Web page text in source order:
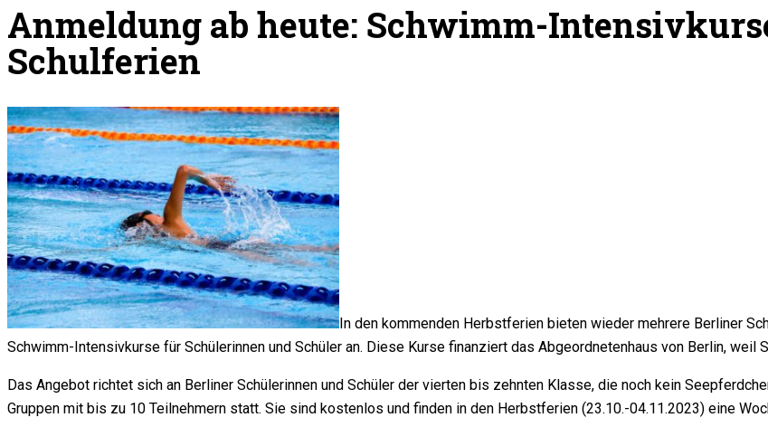
Anmeldung ab heute: Schwimm-
Schulferien
In den kommenden Herbstferien bieten wieder mehrere Berliner
Schwimm-Intensivkurse für Schülerinnen und Schüler an. Diese Kurse finanziert das Abgeordnetenhaus von Berlin,
Das Angebot richtet sich an Berliner Schülerinnen und Schüler der vierten bis zehnten Klasse, die noch kein
Gruppen mit bis zu 10 Teilnehmern statt. Sie sind kostenlos und finden in den Herbstferien (23.10.-04.11.2023) eine